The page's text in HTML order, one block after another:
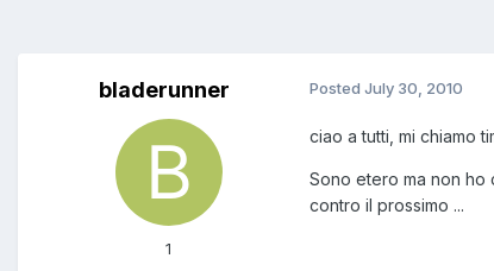
bladerunner
1
Posted July 30, 2010
ciao a tutti, mi chiamo
Sono etero ma non ho
contro il prossimo ...